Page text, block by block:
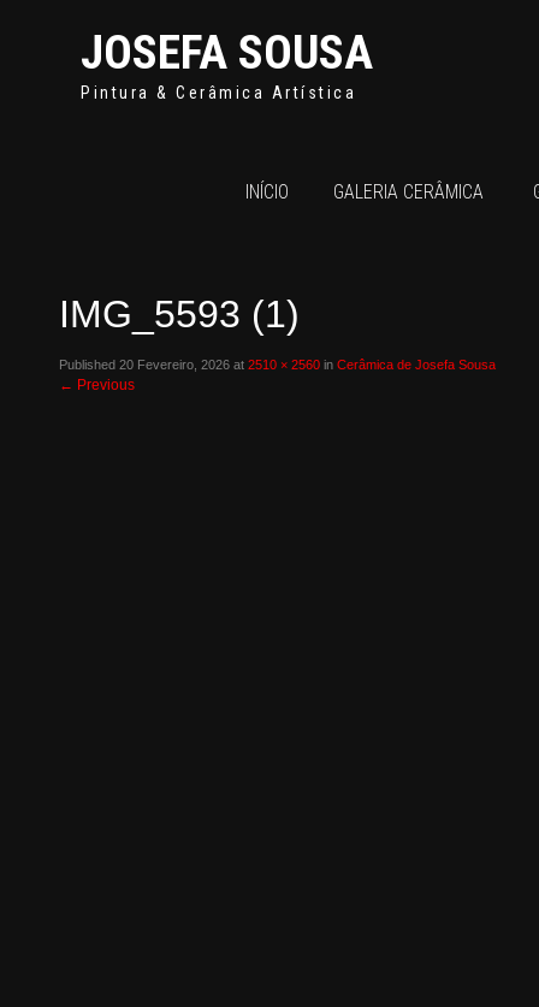
JOSEFA SOUSA
Pintura & Cerâmica Artística
INÍCIO GALERIA CERÂMICA
IMG_5593 (1)
Published20 Fevereiro, 2026 at2510 × 2560 inCerâmica de Josefa Sousa
← Previous